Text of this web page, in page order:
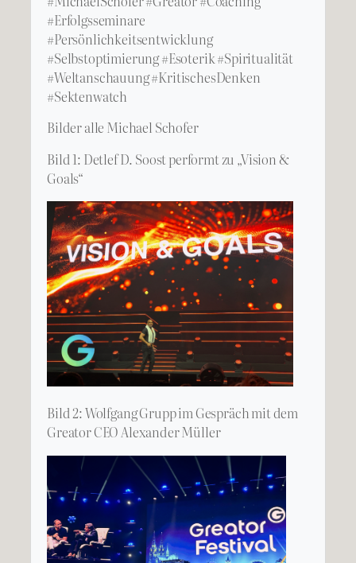
#Erfolgsseminare
#Persönlichkeitsentwicklung
#Selbstoptimierung #Esoterik #Spiritualität
#Weltanschauung #KritischesDenken
#Sektenwatch
Bilder alle Michael Schofer
Bild 1: Detlef D. Soost performt zu „Vision &
Goals“
Bild 2: Wolfgang Grupp im Gespräch mit dem
Greator CEO Alexander Müller